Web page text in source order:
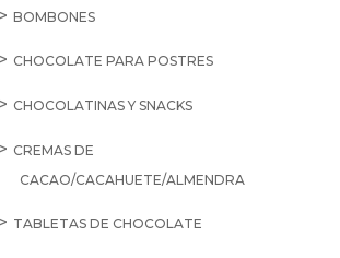
BOMBONES
CHOCOLATE PARA POSTRES
CHOCOLATINAS Y SNACKS
CREMAS DE
CACAO/CACAHUETE/ALMENDRA
TABLETAS DE CHOCOLATE